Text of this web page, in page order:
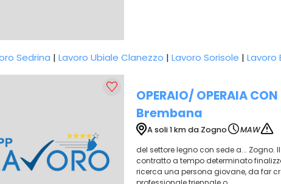
Sedrina | Lavoro Ubiale Clanezzo | Lavoro Sorisole | Lavoro
OPERAIO/ OPERAIA
Brembana
A soli 1 km da Zogno
MAW
del settore legno con sede a... Zogno.
contratto a tempo determinato
ricerca una persona giovane, da far